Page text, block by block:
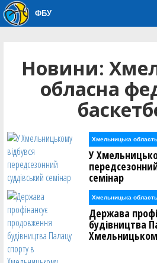
ФБУ
Новини:
обласна
Хмельницька область
У
семінар
Хмельницька область
Держава
будівництва